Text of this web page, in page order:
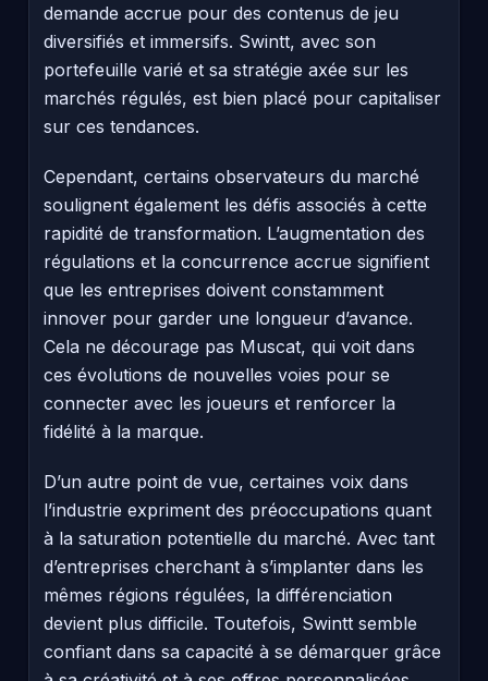
demande accrue pour des contenus de jeu
diversifiés et immersifs. Swintt, avec son
portefeuille varié et sa stratégie axée sur les
marchés régulés, est bien placé pour capitaliser
sur ces tendances.
Cependant, certains observateurs du marché
soulignent également les défis associés à cette
rapidité de transformation. L’augmentation des
régulations et la concurrence accrue signifient
que les entreprises doivent constamment
innover pour garder une longueur d’avance.
Cela ne décourage pas Muscat, qui voit dans
ces évolutions de nouvelles voies pour se
connecter avec les joueurs et renforcer la
fidélité à la marque.
D’un autre point de vue, certaines voix dans
l’industrie expriment des préoccupations quant
à la saturation potentielle du marché. Avec tant
d’entreprises cherchant à s’implanter dans les
mêmes régions régulées, la différenciation
devient plus difficile. Toutefois, Swintt semble
confiant dans sa capacité à se démarquer grâce